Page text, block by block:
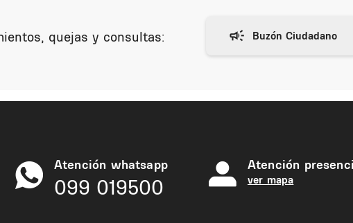
quejas y consultas:
Atención whatsapp
099 019500
Atención
ver mapa